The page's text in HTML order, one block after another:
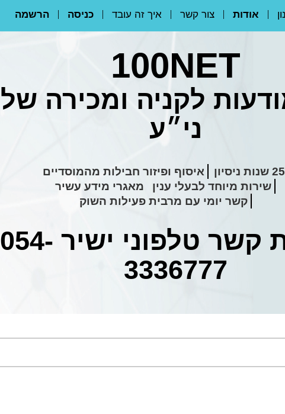
הרשמה כניסה איך זה עובד צור קשר אודות
100NET
לקניה ומכירה של
ני״ע
25 שנות ניסיון
איסוף ופיזור חבילות מהמוסדיים
שירות מיוחד לבעלי ענין
מאגרי מידע עשיר
קשר יומי עם מרבית פעילות השוק
קשר טלפוני ישיר 054-
3336777